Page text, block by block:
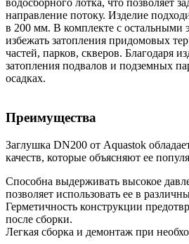
направление потоку. Изделие
в 200 мм. В комплекте с остальными
избежать затопления придомовых
частей, парков, скверов. Благодаря
затопления подвалов и подземных
осадках.
Преимущества
Заглушка DN200 от Aquastok
качеств, которые объясняют ее
Способна выдерживать высокое
позволяет использовать ее в
Герметичность конструкции
после сборки.
Легкая сборка и демонтаж при